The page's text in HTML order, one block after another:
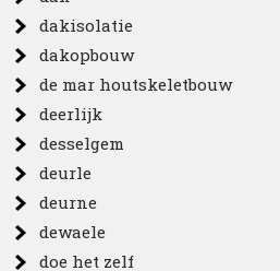
dakisolatie
dakopbouw
de mar houtskeletbouw
deerlijk
desselgem
deurle
deurne
dewaele
doe het zelf